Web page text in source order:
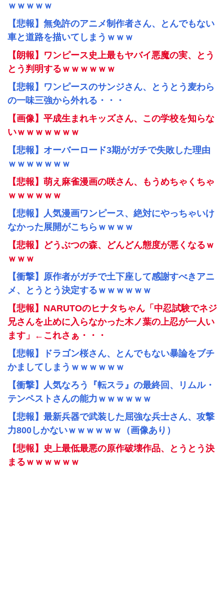
ｗｗｗｗｗ
【悲報】無免許のアニメ制作者さん、とんでもない
車と道路を描いてしまうｗｗｗ
【朗報】ワンピース史上最もヤバイ悪魔の実、とう
とう判明するｗｗｗｗｗｗ
【悲報】ワンピースのサンジさん、とうとう麦わら
の一味三強から外れる・・・
【画像】平成生まれキッズさん、この学校を知らな
いｗｗｗｗｗｗｗ
【悲報】オーバーロード3期がガチで失敗した理由
ｗｗｗｗｗｗｗ
【悲報】萌え麻雀漫画の咲さん、もうめちゃくちゃ
ｗｗｗｗｗｗ
【悲報】人気漫画ワンピース、絶対にやっちゃいけ
なかった展開がこちらｗｗｗｗ
【悲報】どうぶつの森、どんどん態度が悪くなるｗ
ｗｗｗ
【衝撃】原作者がガチで土下座して感謝すべきアニ
メ、とうとう決定するｗｗｗｗｗｗ
【悲報】NARUTOのヒナタちゃん「中忍試験でネジ
兄さんを止めに入らなかった木ノ葉の上忍が一人い
ます」←これさぁ・・・
【悲報】ドラゴン桜さん、とんでもない暴論をブチ
かましてしまうｗｗｗｗｗｗ
【衝撃】人気なろう『転スラ』の最終回、リムル・
テンペストさんの能力ｗｗｗｗｗｗ
【悲報】最新兵器で武装した屈強な兵士さん、攻撃
力800しかないｗｗｗｗｗｗ（画像あり）
【悲報】史上最低最悪の原作破壊作品、とうとう決
まるｗｗｗｗｗｗ